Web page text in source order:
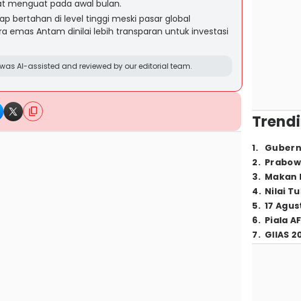
menguat pada awal bulan.
bertahan di level tinggi meski pasar global
emas Antam dinilai lebih transparan untuk investasi
AI-assisted and reviewed by our editorial team.
1.
2.
3. Makan
4. Nilai
5. 17
6. Piala
7. GIIAS